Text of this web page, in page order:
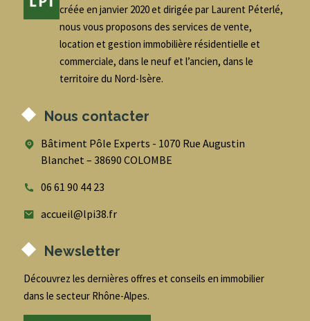
créée en janvier 2020 et dirigée par Laurent Péterlé,
nous vous proposons des services de vente,
location et gestion immobilière résidentielle et
commerciale, dans le neuf et l’ancien, dans le
territoire du Nord-Isère.
Nous contacter
Bâtiment Pôle Experts - 1070 Rue Augustin
Blanchet – 38690 COLOMBE
06 61 90 44 23
accueil@lpi38.fr
Newsletter
Découvrez les dernières offres et conseils en immobilier
dans le secteur Rhône-Alpes.